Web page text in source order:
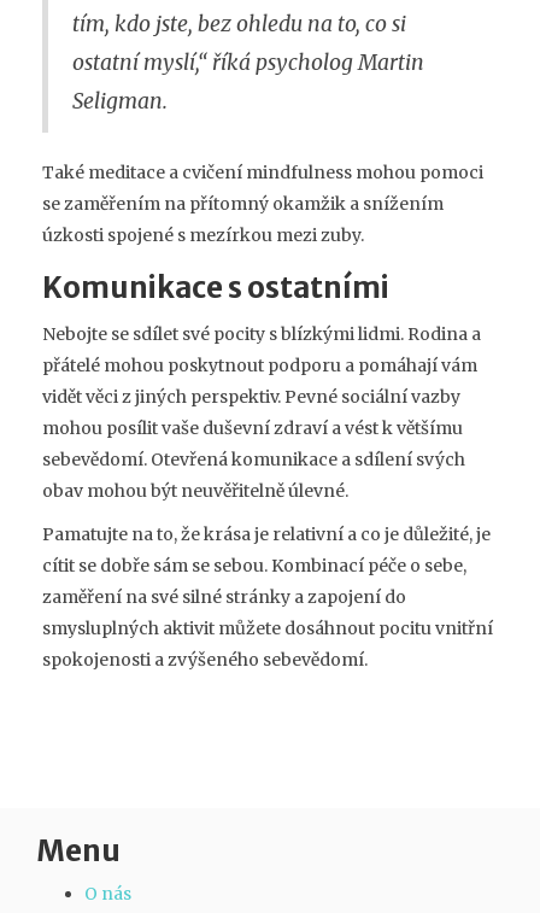
tím, kdo jste, bez ohledu na to, co si
ostatní myslí,“ říká psycholog Martin
Seligman.
Také meditace a cvičení mindfulness mohou pomoci
se zaměřením na přítomný okamžik a snížením
úzkosti spojené s mezírkou mezi zuby.
Komunikace s ostatními
Nebojte se sdílet své pocity s blízkými lidmi. Rodina a
přátelé mohou poskytnout podporu a pomáhají vám
vidět věci z jiných perspektiv. Pevné sociální vazby
mohou posílit vaše duševní zdraví a vést k většímu
sebevědomí. Otevřená komunikace a sdílení svých
obav mohou být neuvěřitelně úlevné.
Pamatujte na to, že krása je relativní a co je důležité, je
cítit se dobře sám se sebou. Kombinací péče o sebe,
zaměření na své silné stránky a zapojení do
smysluplných aktivit můžete dosáhnout pocitu vnitřní
spokojenosti a zvýšeného sebevědomí.
Menu
O nás